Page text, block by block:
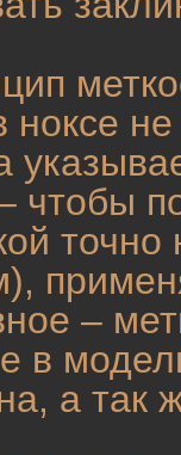
ноксе
чтобы
–
в
а